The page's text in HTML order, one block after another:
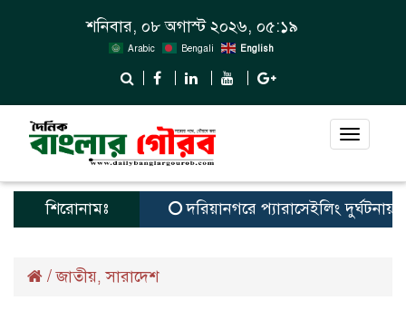
শনিবার, ০৮ অগাস্ট ২০২৬, ০৫:১৯
Arabic Bengali English
Toggle
শিরোনামঃ দরিয়ানগরে প্যারাসেইলিং দুর্ঘটনায়
/জাতীয়,সারাদেশ